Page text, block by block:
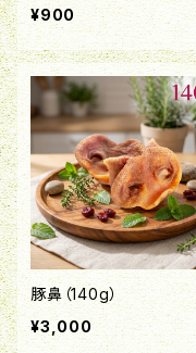
¥900
豚鼻（140g）
¥3,000